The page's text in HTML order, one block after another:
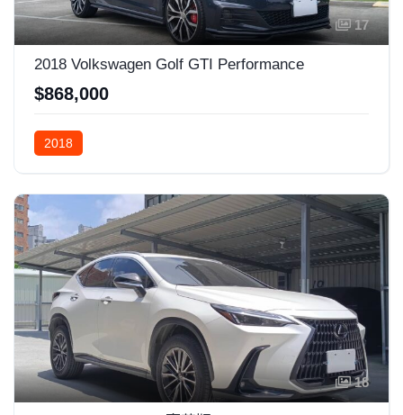
17
2018 Volkswagen Golf GTI Performance
$868,000
2018
18